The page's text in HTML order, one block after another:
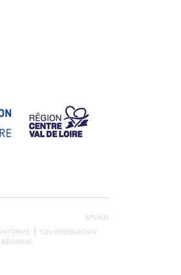
APSULIS
CGU RÉSERVATION